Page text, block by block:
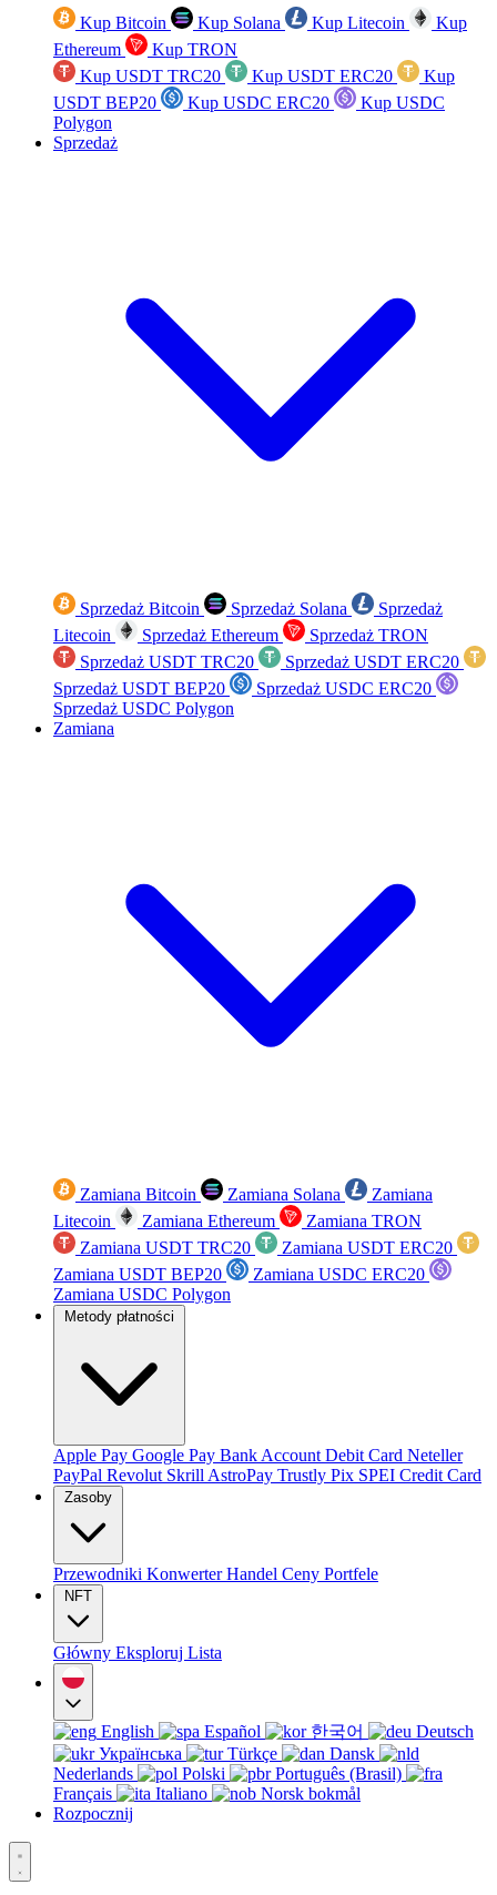
Kup Bitcoin Kup Solana Kup Litecoin
Kup
Ethereum
Kup TRON
Kup USDT TRC20
Kup USDT ERC20
Kup
USDT BEP20
Kup USDC ERC20
Kup USDC
Polygon
Sprzedaż
Sprzedaż Bitcoin Sprzedaż Solana
Sprzedaż
Litecoin
Sprzedaż Ethereum
Sprzedaż TRON
Sprzedaż USDT TRC20
Sprzedaż USDT ERC20
Sprzedaż USDT BEP20
Sprzedaż USDC ERC20
Sprzedaż USDC Polygon
Zamiana
Zamiana Bitcoin Zamiana Solana
Zamiana
Litecoin
Zamiana Ethereum
Zamiana TRON
Zamiana USDT TRC20
Zamiana USDT ERC20
Zamiana USDT BEP20
Zamiana USDC ERC20
Zamiana USDC Polygon
Metody płatności
Apple Pay Google Pay Bank Account Debit Card Neteller
PayPal Revolut Skrill AstroPay Trustly Pix SPEI Credit Card
Zasoby
Przewodniki KonwerterHandel Ceny Portfele
NFT
Główny Eksploruj Lista
English Español 한국어
Deutsch
Українська
Türkçe
Dansk
Nederlands
Polski
Português (Brasil)
Français
Italiano
Norsk bokmål
Rozpocznij